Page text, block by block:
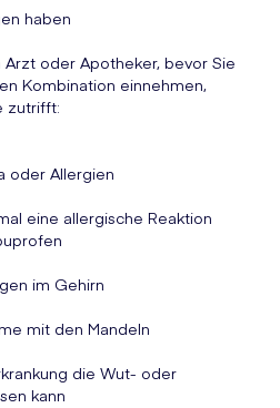
haben
oder Apotheker, bevor Sie
Kombination einnehmen,
zutrifft:
oder Allergien
eine allergische Reaktion
im Gehirn
mit den Mandeln
die Wut- oder
kann